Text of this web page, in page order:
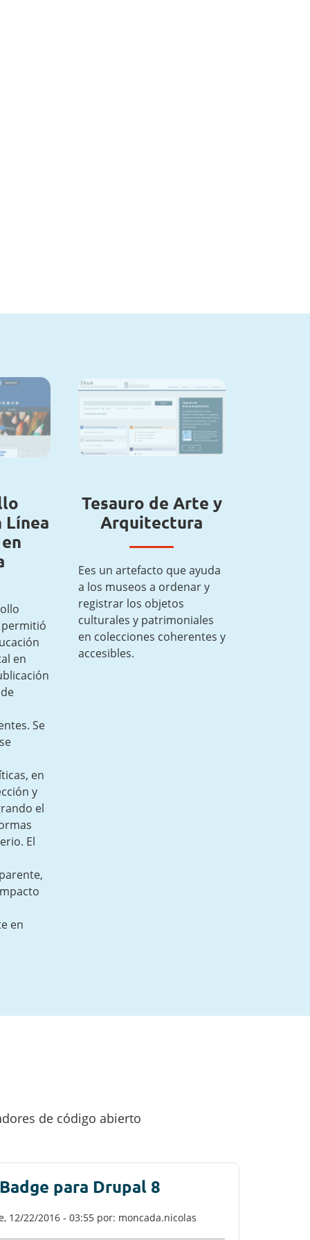
Línea
permitió
en
Se
en
y
el
El
en
Tesauro de Arte y
Arquitectura
Ees un artefacto que ayuda
a los museos a ordenar y
registrar los objetos
culturales y patrimoniales
en colecciones coherentes y
accesibles.
de código abierto
para Drupal 8
12/22/2016 - 03:55por: moncada.nicolas